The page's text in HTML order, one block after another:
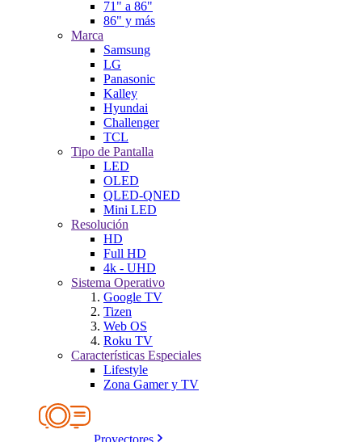
71" a 86"
86" y más
Marca
Samsung
LG
Panasonic
Kalley
Hyundai
Challenger
TCL
Tipo de Pantalla
LED
OLED
QLED-QNED
Mini LED
Resolución
HD
Full HD
4k - UHD
Sistema Operativo
Google TV
Tizen
Web OS
Roku TV
Características Especiales
Lifestyle
Zona Gamer y TV
Proyectores